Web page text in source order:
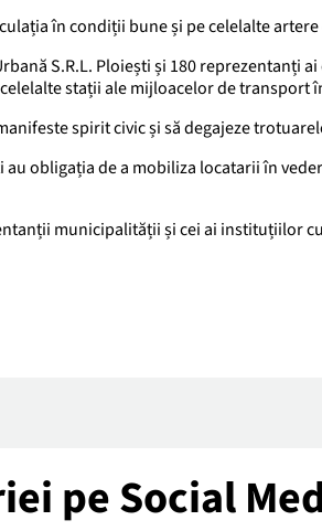
în condiții bune și pe celelalte
S.R.L. Ploiești și 180
stații ale mijloacelor de transport
spirit civic și să degajeze
de a mobiliza locatarii în
municipalității și cei ai instituțiilor
pe Social